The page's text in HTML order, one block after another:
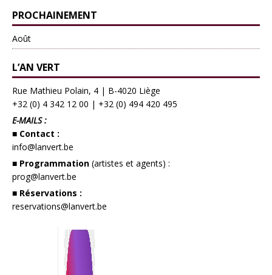
PROCHAINEMENT
Août
L’AN VERT
Rue Mathieu Polain, 4 | B-4020 Liège
+32 (0) 4 342 12 00 | +32 (0) 494 420 495
E-MAILS :
■ Contact :
info@lanvert.be
■ Programmation (artistes et agents) :
prog@lanvert.be
■ Réservations :
reservations@lanvert.be